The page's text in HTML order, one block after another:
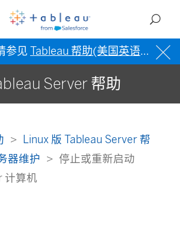
参见 Tableau 帮助(美国英语) 。
Server 帮助
Linux 版 Tableau Server 帮
器维护
停止或重新启动
计算机